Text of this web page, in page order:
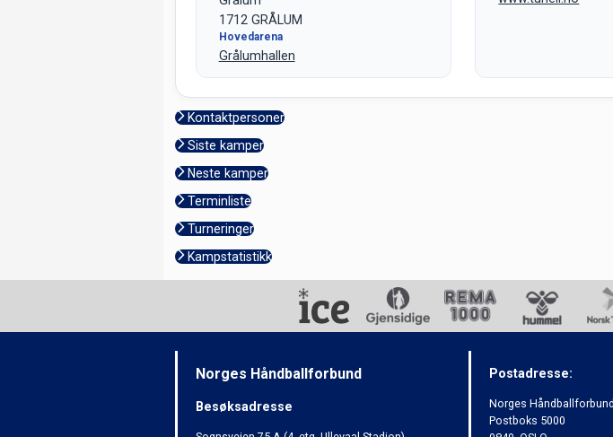
1712 GRÅLUM
Hovedarena
Grålumhallen
Kontaktpersoner
Siste kamper
Neste kamper
Terminliste
Turneringer
Kampstatistikk
Norges Håndballforbund
Besøksadresse
Postadresse:
Norges Håndballforbund
Postboks 5000